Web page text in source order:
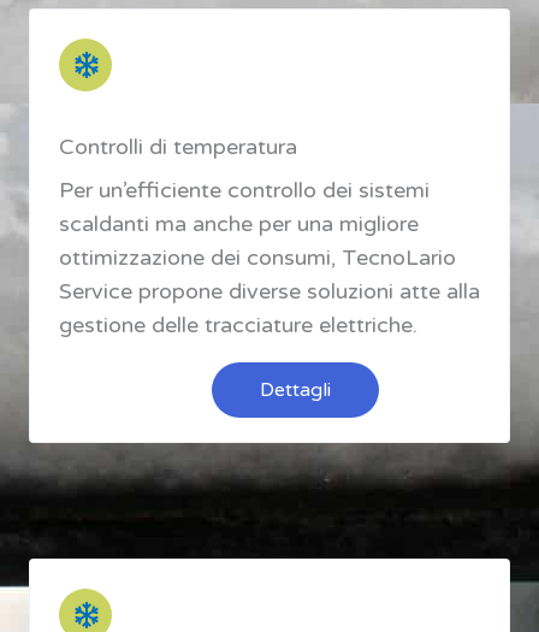
Controlli di temperatura
Per un’efficiente controllo dei sistemi
scaldanti ma anche per una migliore
ottimizzazione dei consumi, TecnoLario
Service propone diverse soluzioni atte alla
gestione delle tracciature elettriche.
Dettagli